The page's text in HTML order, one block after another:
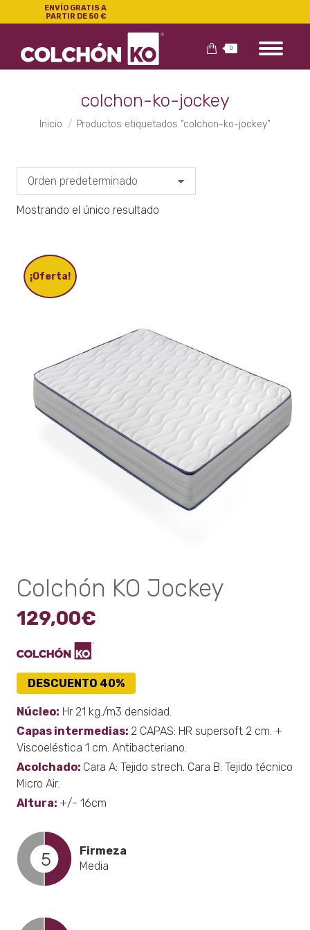
ENVÍO GRATIS A
PARTIR DE 50 €
0
colchon-ko-jockey
Estás aquí:
Inicio Productos etiquetados “colchon-ko-jockey”
Mostrando el único resultado
¡Oferta!
Colchón KO Jockey
129,00€
DESCUENTO 40%
Núcleo: Hr 21 kg./m3 densidad.
Capas intermedias: 2 CAPAS: HR supersoft 2 cm. +
Viscoeléstica 1 cm. Antibacteriano.
Acolchado: Cara A: Tejido strech. Cara B: Tejido técnico
Micro Air.
Altura: +/- 16cm
5
Firmeza
Media